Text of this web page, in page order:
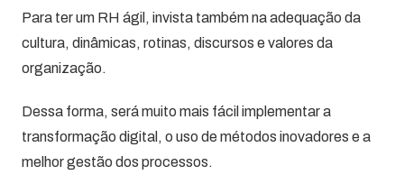
Para ter um RH ágil, invista também na adequação da
cultura, dinâmicas, rotinas, discursos e valores da
organização.
Dessa forma, será muito mais fácil implementar a
transformação digital, o uso de métodos inovadores e a
melhor gestão dos processos.